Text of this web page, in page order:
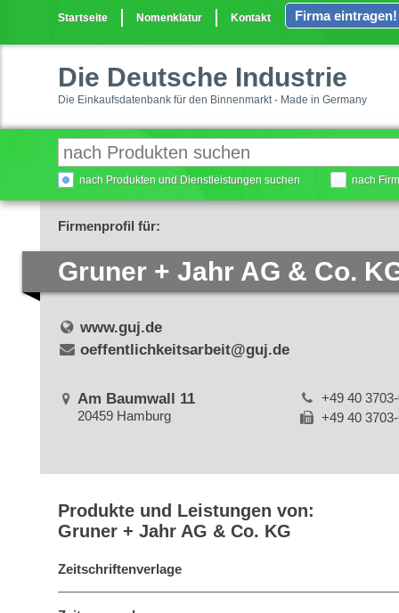
Startseite Nomenklatur Kontakt Firma eintragen!
Die Deutsche Industrie
Die Einkaufsdatenbank für den Binnenmarkt - Made in Germany
nach Produkten und Dienstleistungen suchen nach
Firmenprofil für:
Gruner + Jahr AG & Co.
www.guj.de
oeffentlichkeitsarbeit@guj.de
Am Baumwall 11
20459 Hamburg
+49 40
+49 40
Produkte und Leistungen von:
Gruner + Jahr AG & Co. KG
Zeitschriftenverlage